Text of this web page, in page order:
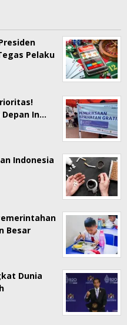
Pelaku
In…
Indonesia
Besar
Dunia